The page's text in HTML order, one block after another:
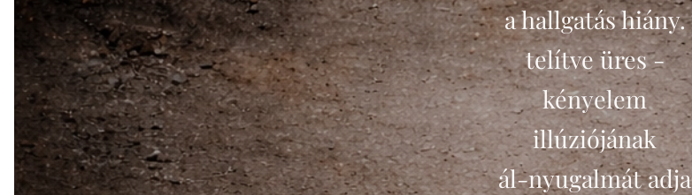
a hallgatás hiány.
telítve üres -
kényelem
illúziójának
ál-nyugalmát adja